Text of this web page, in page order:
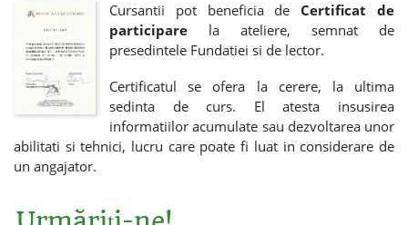
Cursantii pot beneficia de Certificat de
participare la ateliere, semnat de
presedintele Fundatiei si de lector.
Certificatul se ofera la cerere, la ultima
sedinta de curs. El atesta insusirea
informatiilor acumulate sau dezvoltarea unor
abilitati si tehnici, lucru care poate fi luat in considerare de
un angajator.